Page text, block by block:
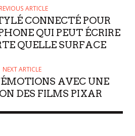
ARTICLE
CONNECTÉ POUR
QUI PEUT ÉCRIRE
QUELLE SURFACE
NEXT ARTICLE
AVEC UNE
DES FILMS PIXAR